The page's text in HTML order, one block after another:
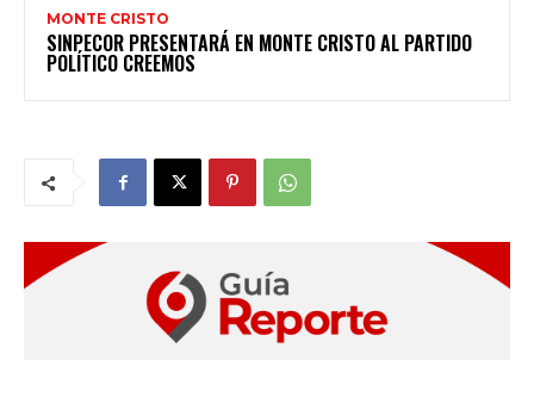
MONTE CRISTO
SINPECOR PRESENTARÁ EN MONTE CRISTO AL PARTIDO
POLÍTICO CREEMOS